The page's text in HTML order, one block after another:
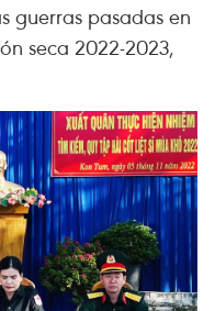
guerras pasadas en
seca 2022-2023,